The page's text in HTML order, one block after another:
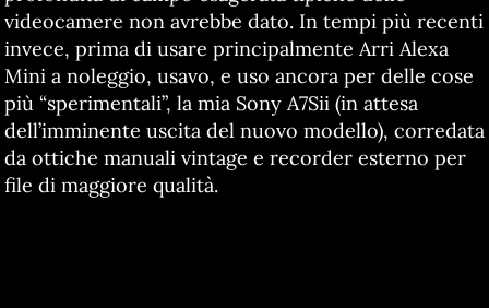
videocamere non avrebbe dato. In tempi più recenti
invece, prima di usare principalmente Arri Alexa
Mini a noleggio, usavo, e uso ancora per delle cose
più “sperimentali”, la mia Sony A7Sii (in attesa
dell’imminente uscita del nuovo modello), corredata
da ottiche manuali vintage e recorder esterno per
file di maggiore qualità.